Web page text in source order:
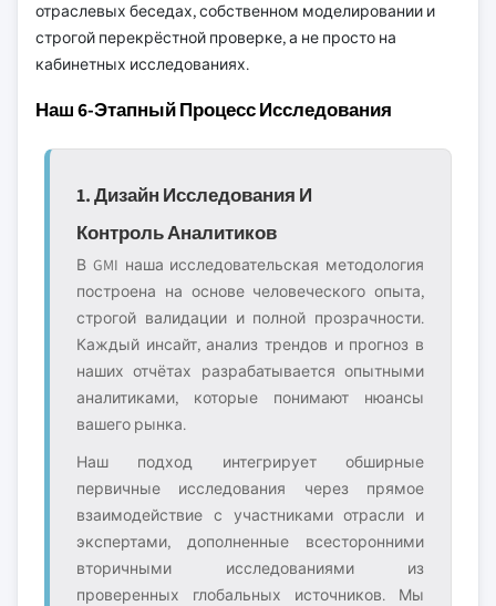
отраслевых беседах, собственном моделировании и
строгой перекрёстной проверке, а не просто на
кабинетных исследованиях.
Наш 6-Этапный Процесс Исследования
1. Дизайн Исследования И
Контроль Аналитиков
В GMI наша исследовательская методология
построена на основе человеческого опыта,
строгой валидации и полной прозрачности.
Каждый инсайт, анализ трендов и прогноз в
наших отчётах разрабатывается опытными
аналитиками, которые понимают нюансы
вашего рынка.
Наш подход интегрирует обширные
первичные исследования через прямое
взаимодействие с участниками отрасли и
экспертами, дополненные всесторонними
вторичными исследованиями из
проверенных глобальных источников. Мы